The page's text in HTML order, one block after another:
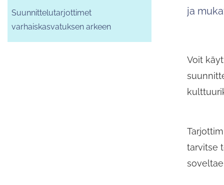
Suunnittelutarjottimet
varhaiskasvatuksen arkeen
ja
Voit
tarvitse